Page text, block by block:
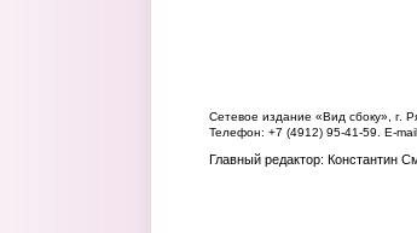
Сетевое издание «Вид сбоку», г.
Телефон: +7 (4912) 95-41-59. E-
Главный редактор: Константин